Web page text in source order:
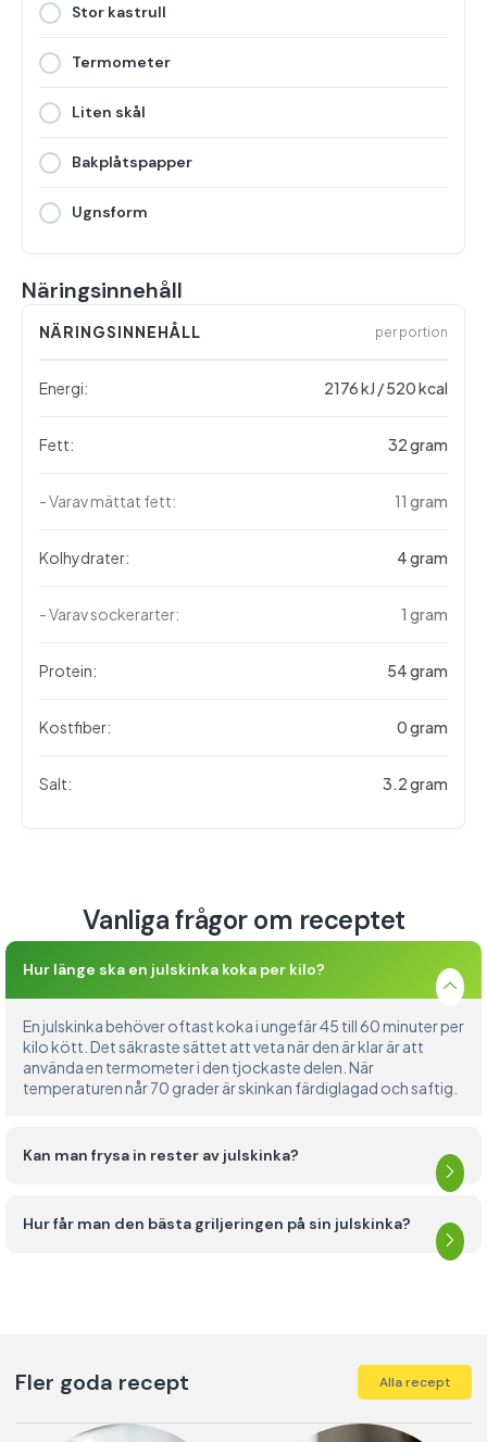
Stor kastrull
Termometer
Liten skål
Bakplåtspapper
Ugnsform
Näringsinnehåll
NÄRINGSINNEHÅLL per portion
Energi: 2176 kJ / 520 kcal
Fett: 32 gram
- Varav mättat fett: 11 gram
Kolhydrater: 4 gram
- Varav sockerarter: 1 gram
Protein: 54 gram
Kostfiber: 0 gram
Salt: 3.2 gram
Vanliga frågor om receptet
Hur länge ska en julskinka koka per kilo?
En julskinka behöver oftast koka i ungefär 45 till 60 minuter per
kilo kött. Det säkraste sättet att veta när den är klar är att
använda en termometer i den tjockaste delen. När
temperaturen når 70 grader är skinkan färdiglagad och saftig.
Kan man frysa in rester av julskinka?
Hur får man den bästa griljeringen på sin julskinka?
Fler goda recept Alla recept